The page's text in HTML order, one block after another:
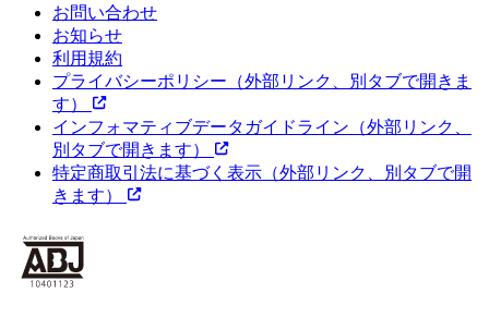
お問い合わせ
お知らせ
利用規約
プライバシーポリシー （外部リンク、別タブで開きま
す）
インフォマティブデータガイドライン （外部リンク、
別タブで開きます）
特定商取引法に基づく表示 （外部リンク、別タブで開
きます）